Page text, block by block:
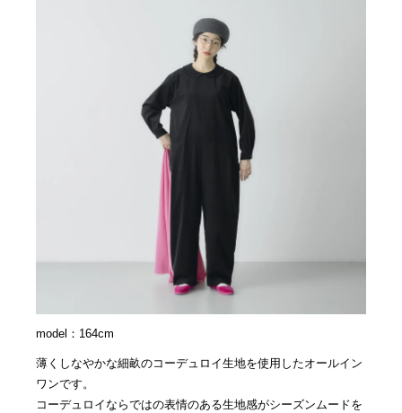
model：164cm
薄くしなやかな細畝のコーデュロイ生地を使用したオールイン
ワンです。
コーデュロイならではの表情のある生地感がシーズンムードを